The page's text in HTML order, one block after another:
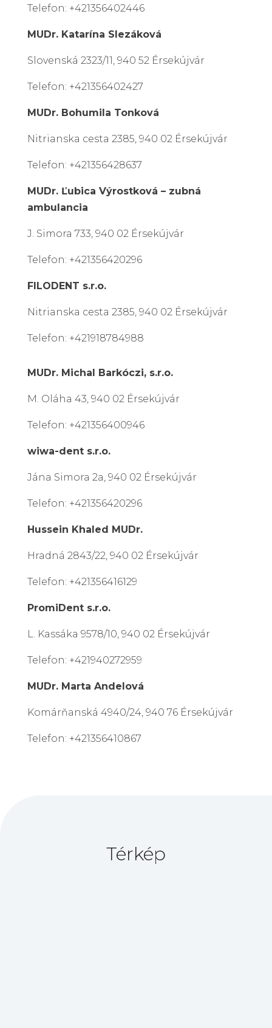
Telefon: +421356402446
MUDr. Katarína Slezáková
Slovenská 2323/11, 940 52 Érsekújvár
Telefon: +421356402427
MUDr. Bohumila Tonková
Nitrianska cesta 2385, 940 02 Érsekújvár
Telefon: +421356428637
MUDr. Ľubica Výrostková – zubná
ambulancia
J. Simora 733, 940 02 Érsekújvár
Telefon: +421356420296
FILODENT s.r.o.
Nitrianska cesta 2385, 940 02 Érsekújvár
Telefon: +421918784988
MUDr. Michal Barkóczi, s.r.o.
M. Oláha 43, 940 02 Érsekújvár
Telefon: +421356400946
wiwa-dent s.r.o.
Jána Simora 2a, 940 02 Érsekújvár
Telefon: +421356420296
Hussein Khaled MUDr.
Hradná 2843/22, 940 02 Érsekújvár
Telefon: +421356416129
PromiDent s.r.o.
L. Kassáka 9578/10, 940 02 Érsekújvár
Telefon: +421940272959
MUDr. Marta Andelová
Komárňanská 4940/24, 940 76 Érsekújvár
Telefon: +421356410867
Térkép